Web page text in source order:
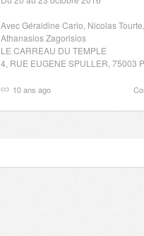
Avec Géraldine Cario, Nicolas
Athanasios Zagorisios
LE CARREAU DU TEMPLE
4, RUE EUGENE SPULLER, 75003
10 ans ago